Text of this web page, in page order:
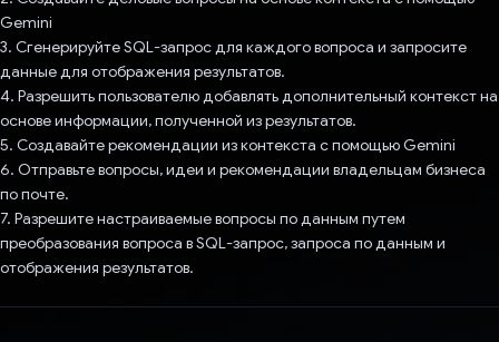
Gemini
3. Сгенерируйте SQL-запрос для каждого вопроса и запросите
данные для отображения результатов.
4. Разрешить пользователю добавлять дополнительный контекст на
основе информации, полученной из результатов.
5. Создавайте рекомендации из контекста с помощью Gemini
6. Отправьте вопросы, идеи и рекомендации владельцам бизнеса
по почте.
7. Разрешите настраиваемые вопросы по данным путем
преобразования вопроса в SQL-запрос, запроса по данным и
отображения результатов.